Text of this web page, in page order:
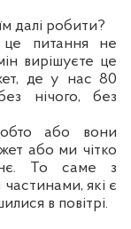
далі робити?
питання не
вирішуєте це
де у нас 80
нічого, без
або вони
або ми чітко
є. То саме з
які є
в повітрі.